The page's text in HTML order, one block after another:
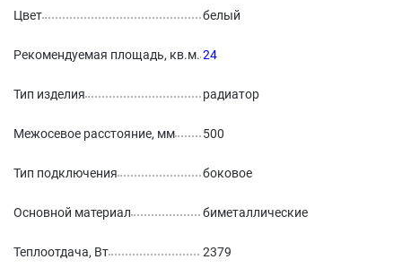
Цвет белый
Рекомендуемая площадь, кв.м. 24
Тип изделия радиатор
Межосевое расстояние, мм 500
Тип подключения боковое
Основной материал биметаллические
Теплоотдача, Вт 2379